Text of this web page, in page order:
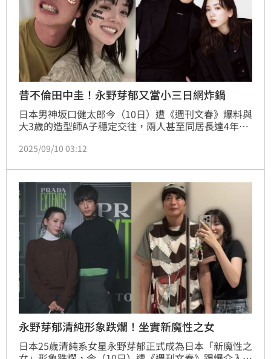
昔不倫田中圭！永野芽郁又當小三日網炸鍋
日本男神坂口健太郎今（10日）遭《週刊文春》爆料與
大3歲的造型師A子穩定交往，兩人甚至同居長達4年，
認愛，坦言確實曾交往過一段時間，不過對於當第三者
2025/09/10 03:12
永野芽郁清純形象跌爛！坐實新魔性之女
日本25歲清純系女星永野芽郁正式成為日本「新魔性之